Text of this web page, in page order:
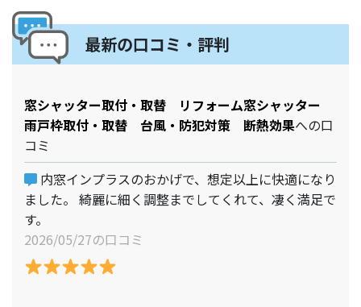
最新の口コミ・評判
窓シャッター取付・取替 リフォーム窓シャッター
雨戸枠取付・取替 台風・防犯対策 断熱効果への口
コミ
内窓インプラスのおかげで、想定以上に快適になり
ました。 綺麗に細く調整までしてくれて、凄く満足で
す。
2026/05/27の口コミ